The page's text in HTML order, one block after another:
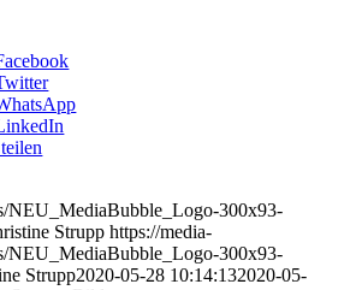
NEU_MediaBubble_Logo-300x93-
Strupp https://media-
NEU_MediaBubble_Logo-300x93-
Strupp2020-05-28 10:14:132020-05-